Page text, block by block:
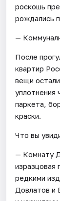
роскошь
рождались
—
После
квартир
вещи
уплотнения
паркета,
краски.
Что вы
— Комнату
изразцовая
редкими
Довлатов и